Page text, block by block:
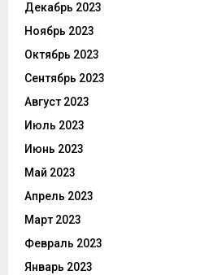
Декабрь 2023
Ноябрь 2023
Октябрь 2023
Сентябрь 2023
Август 2023
Июль 2023
Июнь 2023
Май 2023
Апрель 2023
Март 2023
Февраль 2023
Январь 2023